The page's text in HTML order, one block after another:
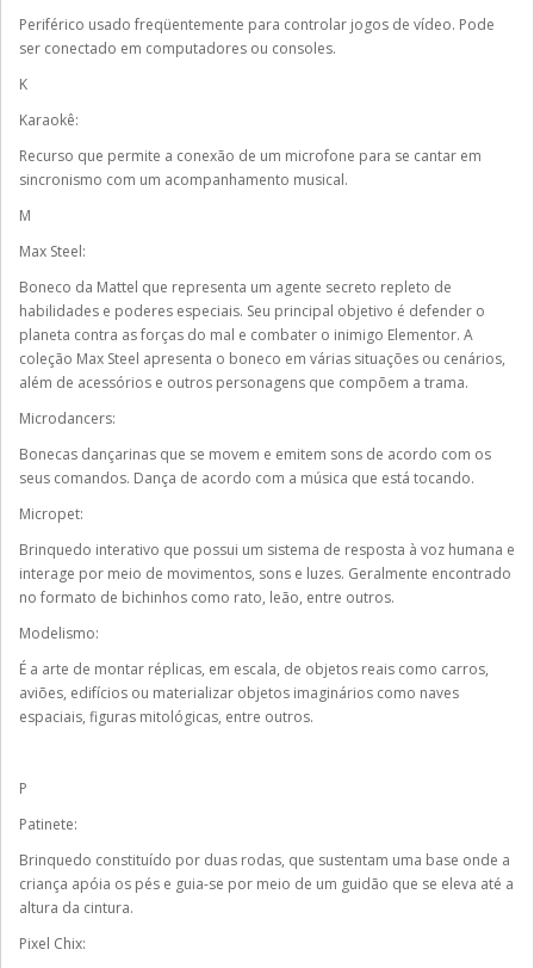
Periférico usado freqüentemente para controlar jogos de vídeo. Pode
ser conectado em computadores ou consoles.
K
Karaokê:
Recurso que permite a conexão de um microfone para se cantar em
sincronismo com um acompanhamento musical.
M
Max Steel:
Boneco da Mattel que representa um agente secreto repleto de
habilidades e poderes especiais. Seu principal objetivo é defender o
planeta contra as forças do mal e combater o inimigo Elementor. A
coleção Max Steel apresenta o boneco em várias situações ou cenários,
além de acessórios e outros personagens que compõem a trama.
Microdancers:
Bonecas dançarinas que se movem e emitem sons de acordo com os
seus comandos. Dança de acordo com a música que está tocando.
Micropet:
Brinquedo interativo que possui um sistema de resposta à voz humana e
interage por meio de movimentos, sons e luzes. Geralmente encontrado
no formato de bichinhos como rato, leão, entre outros.
Modelismo:
É a arte de montar réplicas, em escala, de objetos reais como carros,
aviões, edifícios ou materializar objetos imaginários como naves
espaciais, figuras mitológicas, entre outros.
P
Patinete:
Brinquedo constituído por duas rodas, que sustentam uma base onde a
criança apóia os pés e guia-se por meio de um guidão que se eleva até a
altura da cintura.
Pixel Chix: